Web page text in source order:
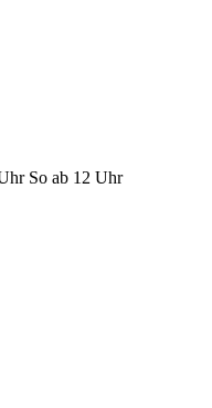
So ab 12 Uhr